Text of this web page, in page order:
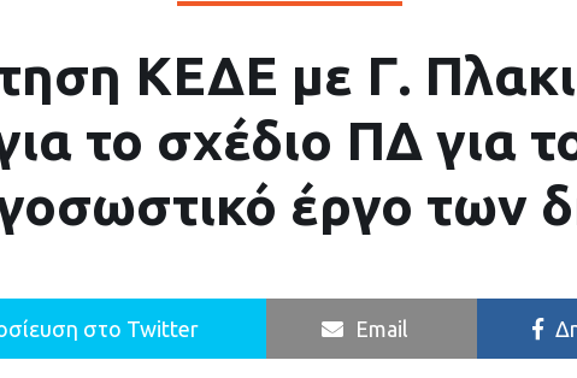
ΚΕΔΕ με Γ.
το σχέδιο ΠΔ για
έργο των
στο Twitter Email